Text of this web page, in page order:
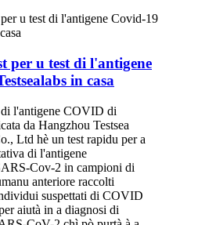
per u test di l'antigene
in casa
di l'antigene COVID di
da Hangzhou Testsea
Ltd hè un test rapidu per a
di l'antigene
Cov-2 in campioni di
anteriore raccolti
suspettati di COVID
aiutà in a diagnosi di